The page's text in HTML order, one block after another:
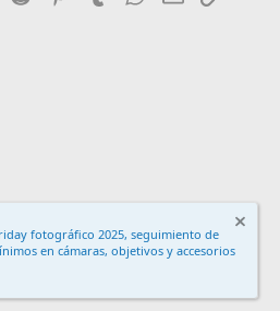
fotográfico 2025, seguimiento de
en cámaras, objetivos y accesorios